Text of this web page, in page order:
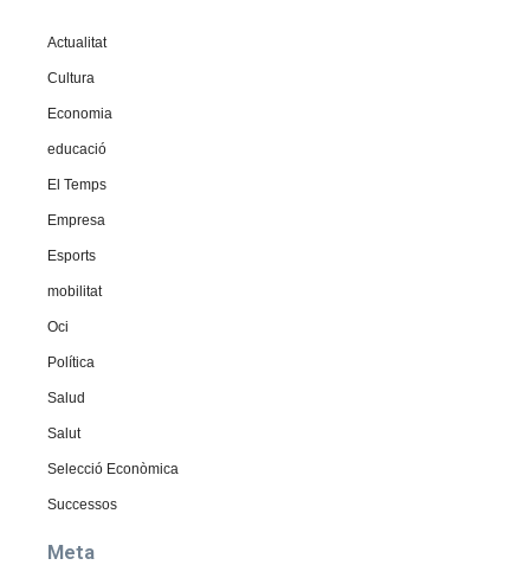
Actualitat
Cultura
Economia
educació
El Temps
Empresa
Esports
mobilitat
Oci
Política
Salud
Salut
Selecció Econòmica
Successos
Meta